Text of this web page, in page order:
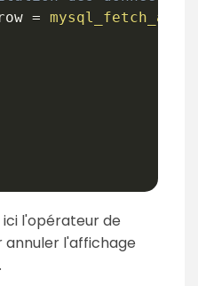
=
l'opérateur de
annuler l'affichage